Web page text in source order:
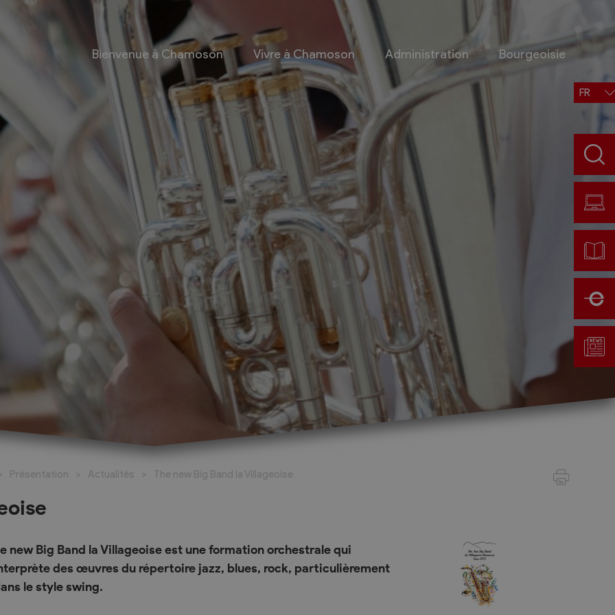
Bienvenue à Chamoson Vivre à Chamoson Administration Bourgeoisie
culture
Ludothèque
culturel
Economie
Entreprises
Taxes de séjour et
d’hébergement
Energie
Grands cru
Mobility Car
Situation, accès, météo
Social
Les Coteaux du
d’Hérens et
Réservation de salles
Espace Johannis
Salle polyvalente
Gestion des déchets
Ramassage des poubelles
FR
Présentation Actualités The new Big Band la Villageoise
new Big Band la Villageoise est une formation orchestrale qui
des œuvres du répertoire jazz, blues, rock, particulièrement
le style swing.